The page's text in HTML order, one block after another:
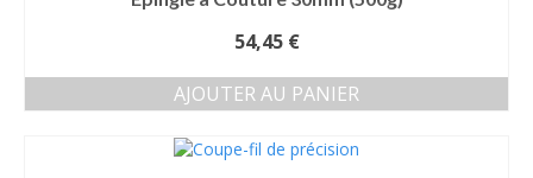
la
page
du
produit
54,45 €
AJOUTER AU PANIER